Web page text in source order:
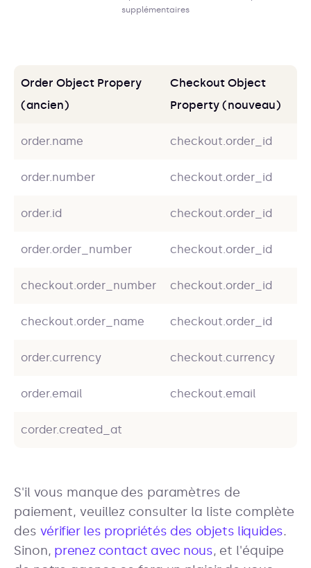
supplémentaires
Order Object Propery
(ancien)
Checkout Object
Property (nouveau)
order.name checkout.order_id
order.number checkout.order_id
order.id checkout.order_id
order.order_number checkout.order_id
checkout.order_number checkout.order_id
checkout.order_name checkout.order_id
order.currency checkout.currency
order.email checkout.email
corder.created_at
S'il vous manque des paramètres de
paiement, veuillez consulter la liste complète
des vérifier les propriétés des objets liquides.
Sinon, prenez contact avec nous, et l'équipe